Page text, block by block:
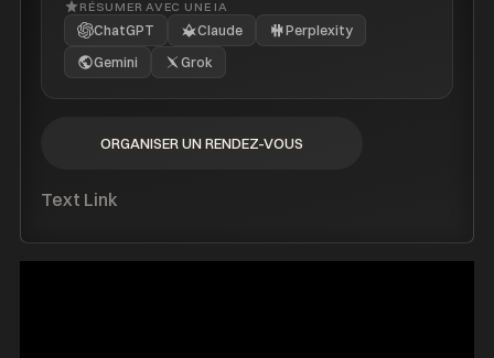
RÉSUMER AVEC UNE IA
ChatGPT Claude
Perplexity
Gemini
Grok
ORGANISER UN RENDEZ-VOUS
Text Link